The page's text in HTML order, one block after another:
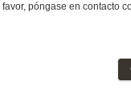
favor, póngase en contacto